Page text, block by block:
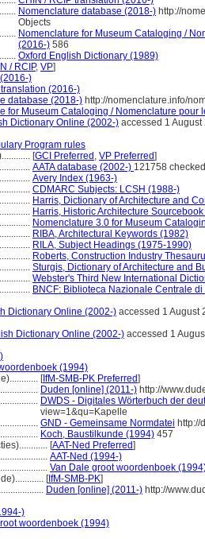
Nomenclature database (2018-) http://
Objects
Nomenclature for Museum Cataloging /
(2016-) 586
Oxford English Dictionary (1989)
/ RCIP, VP]
)
(2016-)
database (2018-) http://nomenclature.info/
for Museum Cataloging / Nomenclature
Dictionary Online (2002-) accessed 1 August
Program rules
[GCI Preferred , VP Preferred]
AATA database (2002-) 121758
Avery Index (1963-)
CDMARC Subjects: LCSH (1988-)
Harris, Dictionary of Architecture and
Harris, Historic Architecture
Nomenclature 3.0 for Museum
RIBA, Architectural Keywords (1982)
RILA, Subject Headings (1975-1990)
Roberts, Construction Industry
Sturgis, Dictionary of Architecture and
Webster's Third New International
BNCF: Biblioteca Nazionale Centrale
Dictionary Online (2002-) accessed 1 August
Dictionary Online (2002-) accessed 1
(1994)
[IfM-SMB-PK Preferred]
Duden [online] (2011-) http://
DWDS - Digitales Wörterbuch der
view=1&qu=Kapelle
GND - Gemeinsame Normdatei http://
Koch, Baustilkunde (1994) 457
[AAT-Ned Preferred]
AAT-Ned (1994-)
Van Dale groot woordenboek
[IfM-SMB-PK]
Duden [online] (2011-) http://
)
woordenboek (1994)